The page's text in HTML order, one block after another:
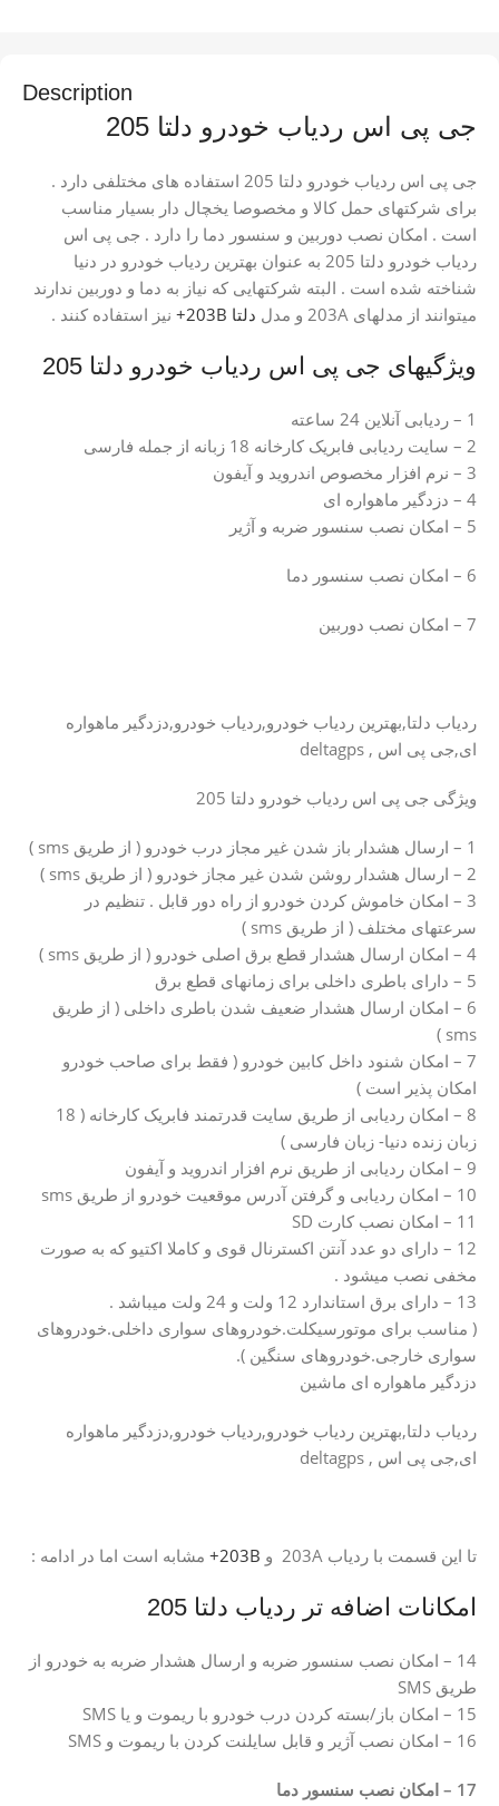
Description
جی پی اس ردیاب خودرو دلتا 205
جی پی اس ردیاب خودرو دلتا 205 استفاده های مختلفی دارد .
برای شرکتهای حمل کالا و مخصوصا یخچال دار بسیار مناسب
است . امکان نصب دوربین و سنسور دما را دارد . جی پی اس
ردیاب خودرو دلتا 205 به عنوان بهترین ردیاب خودرو در دنیا
شناخته شده است . البته شرکتهایی که نیاز به دما و دوربین ندارند
میتوانند از مدلهای 203A و مدل
دلتا 203B+ نیز استفاده کنند .
ویژگیهای جی پی اس ردیاب خودرو دلتا 205
1 – ردیابی آنلاین 24 ساعته
2 – سایت ردیابی فابریک کارخانه 18 زبانه از جمله فارسی
3 – نرم افزار مخصوص اندروید و آیفون
4 – دزدگیر ماهواره ای
5 – امکان نصب سنسور ضربه و آژیر
6 – امکان نصب سنسور دما
7 – امکان نصب دوربین
ردیاب دلتا,بهترین ردیاب خودرو,ردیاب خودرو,دزدگیر ماهواره
ای,جی پی اس , deltagps
ویژگی جی پی اس ردیاب خودرو دلتا 205
1 – ارسال هشدار باز شدن غیر مجاز درب خودرو ( از طریق sms )
2 – ارسال هشدار روشن شدن غیر مجاز خودرو ( از طریق sms )
3 – امکان خاموش کردن خودرو از راه دور قابل . تنظیم در
سرعتهای مختلف ( از طریق sms )
4 – امکان ارسال هشدار قطع برق اصلی خودرو ( از طریق sms )
5 – دارای باطری داخلی برای زمانهای قطع برق
6 – امکان ارسال هشدار ضعیف شدن باطری داخلی ( از طریق
sms )
7 – امکان شنود داخل کابین خودرو ( فقط برای صاحب خودرو
امکان پذیر است )
8 – امکان ردیابی از طریق سایت قدرتمند فابریک کارخانه ( 18
زبان زنده دنیا- زبان فارسی )
9 – امکان ردیابی از طریق نرم افزار اندروید و آیفون
10 – امکان ردیابی و گرفتن آدرس موقعیت خودرو از طریق sms
11 – امکان نصب کارت SD
12 – دارای دو عدد آنتن اکسترنال قوی و کاملا اکتیو که به صورت
مخفی نصب میشود .
13 – دارای برق استاندارد 12 ولت و 24 ولت میباشد .
( مناسب برای موتورسیکلت.خودروهای سواری داخلی.خودروهای
سواری خارجی.خودروهای سنگین ).
دزدگیر ماهواره ای ماشین
ردیاب دلتا,بهترین ردیاب خودرو,ردیاب خودرو,دزدگیر ماهواره
ای,جی پی اس , deltagps
تا این قسمت با ردیاب 203A و 203B+ مشابه است اما در ادامه :
امکانات اضافه تر ردیاب دلتا 205
14 – امکان نصب سنسور ضربه و ارسال هشدار ضربه به خودرو از
طریق SMS
15 – امکان باز/بسته کردن درب خودرو با ریموت و یا SMS
16 – امکان نصب آژیر و قابل سایلنت کردن با ریموت و SMS
17 – امکان نصب سنسور دما